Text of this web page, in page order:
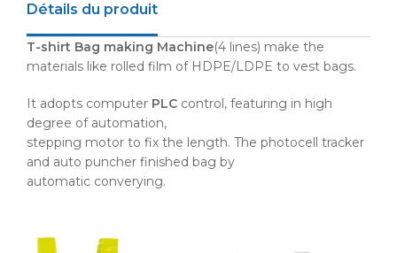
Détails du produit
T-shirt Bag making Machine(4 lines) make the
materials like rolled film of HDPE/LDPE to vest bags.
It adopts computer PLC control, featuring in high
degree of automation,
stepping motor to fix the length. The photocell tracker
and auto puncher finished bag by
automatic converying.